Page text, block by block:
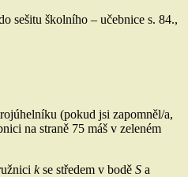
sešitu školního – učebnice s. 84.,
(pokud jsi zapomněl/a,
na straně 75 máš v zeleném
kse středem v bodě S a